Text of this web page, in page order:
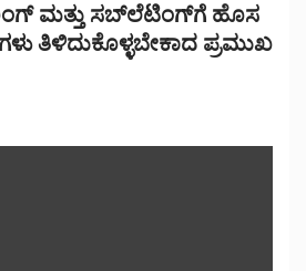
ಮತ್ತು ಸಬ್‌ಲೆಟಿಂಗ್‌ಗೆ ಹೊಸ
ತಿಳಿದುಕೊಳ್ಳಬೇಕಾದ ಪ್ರಮುಖ